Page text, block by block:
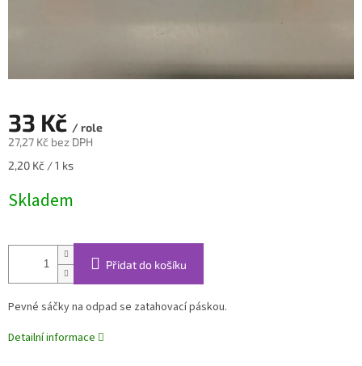
33 Kč / role
27,27 Kč bez DPH
Měrná
2,20 Kč / 1 ks
Skladem
Přidat do košíku
Pevné sáčky na odpad se zatahovací páskou.
Detailní informace